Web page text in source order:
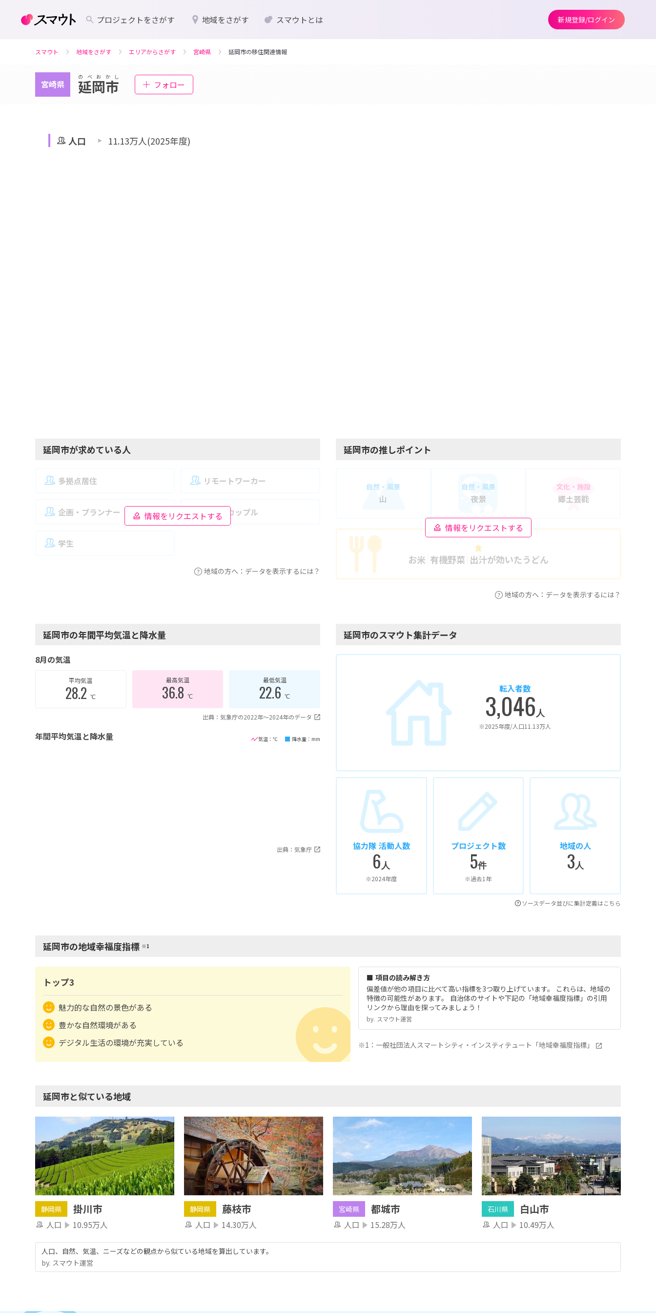
プロジェクトをさがす 地域をさがす スマウトとは 新規登録/ログイン
スマウト 地域をさがす エリアからさがす 宮崎県 延岡市の移住関連情報
宮崎県
のべおかし
延岡市 フォロー
人口 11.13万人(2025年度)
延岡市が求めている人
情報をリクエストする
多拠点居住 リモートワーカー
企画・プランナー 夫婦・カップル
学生
地域の方へ：データを表示するには？
延岡市の推しポイント
情報をリクエストする
自然・風景
山
自然・風景
夜景
文化・施設
郷土芸能
食
お米 有機野菜 出汁が効いたうどん
地域の方へ：データを表示するには？
延岡市の年間平均気温と降水量
8月の気温
平均気温
28.2℃
最高気温
36.8℃
最低気温
22.6℃
出典：気象庁の2022年〜2024年のデータ
年間平均気温と降水量 気温：℃ 降水量：mm
出典：気象庁
延岡市のスマウト集計データ
転入者数
3,046人
※2025年度/人口11.13万人
協力隊 活動人数
6人
※2024年度
プロジェクト数
5件
※過去1年
地域の人
3人
ソースデータ並びに集計定義はこちら
延岡市の地域幸福度指標 ※1
トップ3
魅力的な自然の景色がある
豊かな自然環境がある
デジタル生活の環境が充実している
■ 項目の読み解き方
偏差値が他の項目に比べて高い指標を3つ取り上げています。 これらは、地域の
特徴の可能性があります。 自治体のサイトや下記の「地域幸福度指標」の引用
リンクから理由を探ってみましょう！
by.︎ スマウト運営
※1：一般社団法人スマートシティ・インスティテュート「地域幸福度指標」
延岡市と似ている地域
静岡県 掛川市
人口 10.95万人
静岡県 藤枝市
人口 14.30万人
宮崎県 都城市
人口 15.28万人
石川県 白山市
人口 10.49万人
人口、自然、気温、ニーズなどの観点から似ている地域を算出しています。
by.︎ スマウト運営